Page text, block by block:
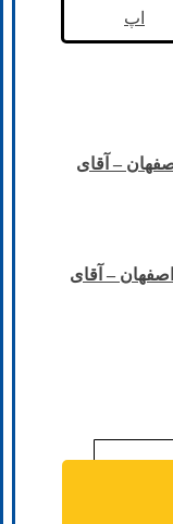
اپ
– آقای
– آقای